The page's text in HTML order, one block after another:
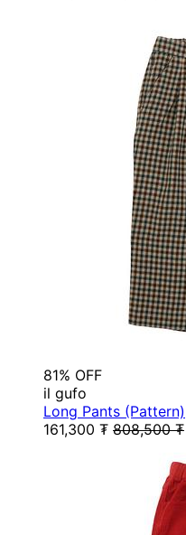
81% OFF
il gufo
Long Pants (Pattern)
161,300 ₮ 808,500 ₮